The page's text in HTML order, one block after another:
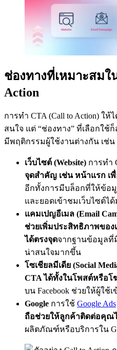
ช่องทางที่เหมาะสมใ
Action
การทำ CTA (Call to Action) ใ
สนใจ แต่ “ช่องทาง” ที่เลือกใ
มีพฤติกรรมผู้ใช้งานต่างกัน เช่น
เว็บไซต์ (Website) การทำ
จุดสำคัญ เช่น หน้าแรก เ
อีกทั้งการมีบล็อกที่ให้ข้อ
และยอดเข้าชมเว็บไซต์ไ
แคมเปญอีเมล (Email
ช่วยเพิ่มประสิทธิภาพของ
ได้ตรงจุดจากฐานข้อมูลที่
น่าสนใจมากขึ้น
โซเชียลมีเดีย (Social
CTA ได้ทั้งในโพสต์หรือ
บน Facebook ช่วยให้ผู้ใช้
Google การใช้ Google Ads
ถือช่วยให้ลูกค้าติดต่อคุณ
ผลิตภัณฑ์หรือบริการใน